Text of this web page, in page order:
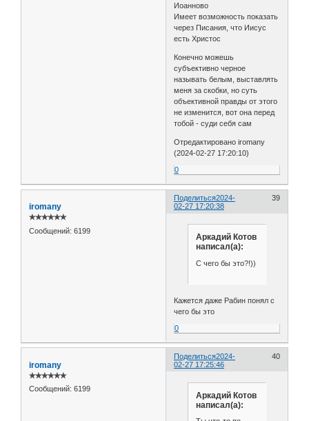
Иоанново
Имеет возможность показать
через Писания, что Иисус
есть Христос
Конечно можешь
субъективно черное
называть белым, выставлять
меня за скобки, но суть
объективной правды от этого
не изменится, вот она перед
тобой - суди себя сам
Отредактировано iromany
(2024-02-27 17:20:10)
0
Поделиться 39
2024-
02-27 17:20:38
iromany
✯✯✯✯✯✯
Сообщений: 6199
Аркадий Котов
написал(а):
С чего бы это?!))
Кажется даже Рабин понял с
чего бы это
0
Поделиться 40
2024-
02-27 17:25:46
iromany
✯✯✯✯✯✯
Сообщений: 6199
Аркадий Котов
написал(а):